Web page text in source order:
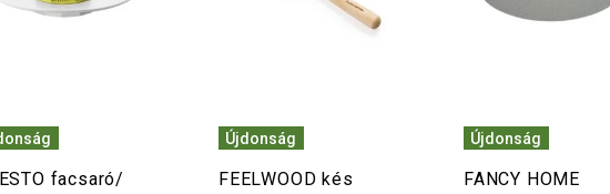
facsaró/
Újdonság
FEELWOOD kés
Újdonság
FANCY HOME